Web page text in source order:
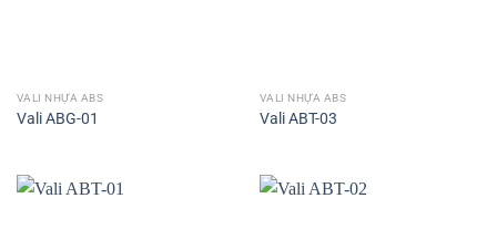
VALI NHỰA ABS
Vali ABG-01
VALI NHỰA ABS
Vali ABT-03